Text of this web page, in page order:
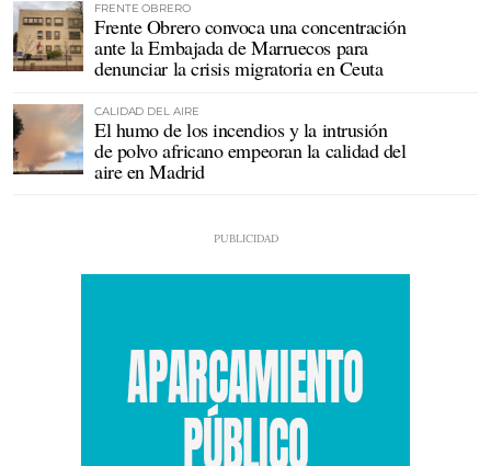
FRENTE OBRERO
Frente Obrero convoca una concentración
ante la Embajada de Marruecos para
denunciar la crisis migratoria en Ceuta
CALIDAD DEL AIRE
El humo de los incendios y la intrusión
de polvo africano empeoran la calidad del
aire en Madrid